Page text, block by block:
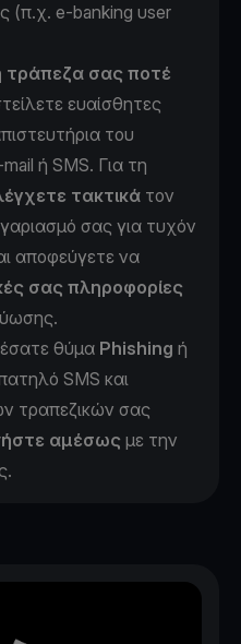
(π.χ. e-banking user
τράπεζα σας ποτέ
ευαίσθητες
του
ή SMS. Για τη
τακτικά τον
σας για τυχόν
αποφεύγετε να
σας πληροφορίες
θύμα Phishing ή
SMS και
τραπεζικών σας
αμέσωςμε την